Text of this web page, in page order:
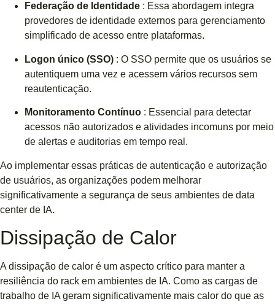
Federação de Identidade : Essa abordagem integra
provedores de identidade externos para gerenciamento
simplificado de acesso entre plataformas.
Logon único (SSO) : O SSO permite que os usuários se
autentiquem uma vez e acessem vários recursos sem
reautenticação.
Monitoramento Contínuo : Essencial para detectar
acessos não autorizados e atividades incomuns por meio
de alertas e auditorias em tempo real.
Ao implementar essas práticas de autenticação e autorização
de usuários, as organizações podem melhorar
significativamente a segurança de seus ambientes de data
center de IA.
Dissipação de Calor
A dissipação de calor é um aspecto crítico para manter a
resiliência do rack em ambientes de IA. Como as cargas de
trabalho de IA geram significativamente mais calor do que as